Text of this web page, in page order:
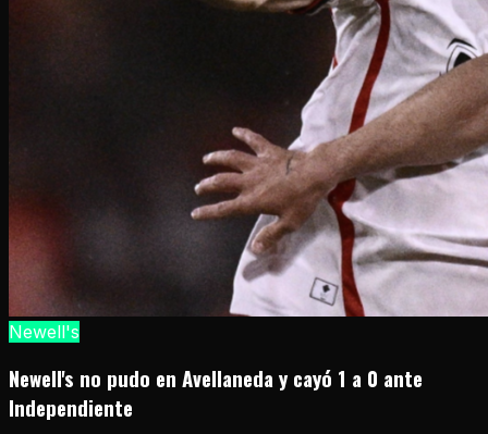
Newell's
Newell's no pudo en Avellaneda y cayó 1 a 0 ante
Independiente